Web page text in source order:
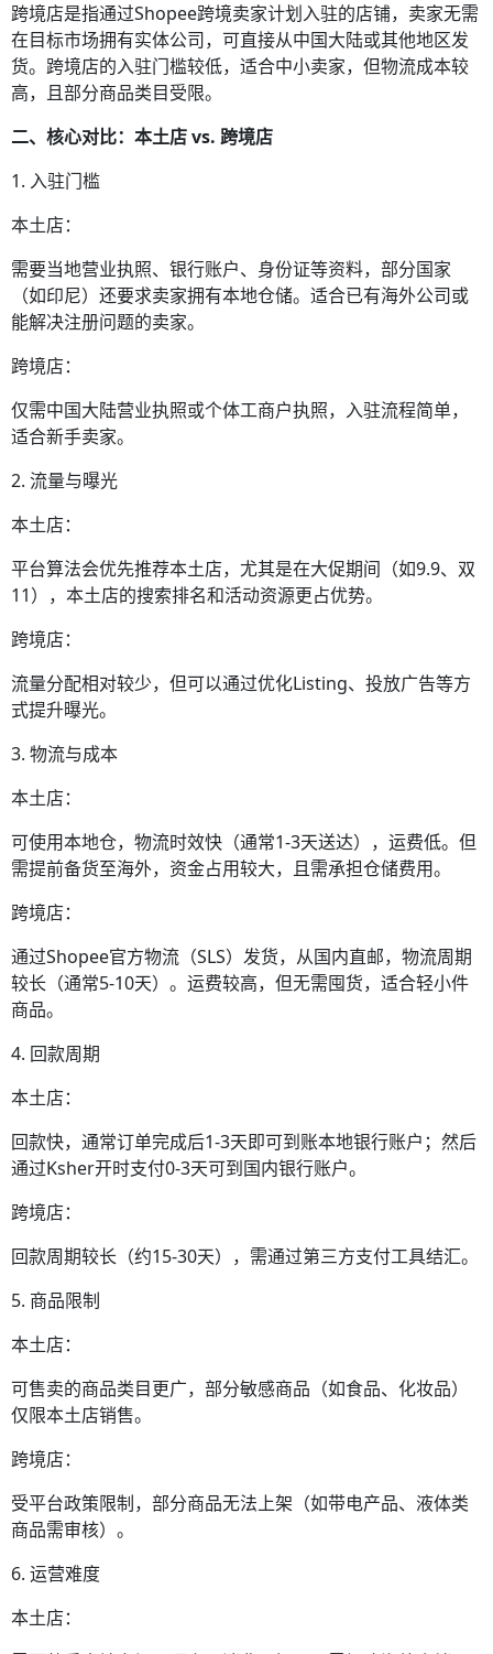
跨境店是指通过Shopee跨境卖家计划入驻的店铺，卖家无需
在目标市场拥有实体公司，可直接从中国大陆或其他地区发
货。跨境店的入驻门槛较低，适合中小卖家，但物流成本较
高，且部分商品类目受限。
二、核心对比：本土店 vs. 跨境店
1. 入驻门槛
本土店：
需要当地营业执照、银行账户、身份证等资料，部分国家
（如印尼）还要求卖家拥有本地仓储。适合已有海外公司或
能解决注册问题的卖家。
跨境店：
仅需中国大陆营业执照或个体工商户执照，入驻流程简单，
适合新手卖家。
2. 流量与曝光
本土店：
平台算法会优先推荐本土店，尤其是在大促期间（如9.9、双
11），本土店的搜索排名和活动资源更占优势。
跨境店：
流量分配相对较少，但可以通过优化Listing、投放广告等方
式提升曝光。
3. 物流与成本
本土店：
可使用本地仓，物流时效快（通常1-3天送达），运费低。但
需提前备货至海外，资金占用较大，且需承担仓储费用。
跨境店：
通过Shopee官方物流（SLS）发货，从国内直邮，物流周期
较长（通常5-10天）。运费较高，但无需囤货，适合轻小件
商品。
4. 回款周期
本土店：
回款快，通常订单完成后1-3天即可到账本地银行账户；然后
通过Ksher开时支付0-3天可到国内银行账户。
跨境店：
回款周期较长（约15-30天），需通过第三方支付工具结汇。
5. 商品限制
本土店：
可售卖的商品类目更广，部分敏感商品（如食品、化妆品）
仅限本土店销售。
跨境店：
受平台政策限制，部分商品无法上架（如带电产品、液体类
商品需审核）。
6. 运营难度
本土店：